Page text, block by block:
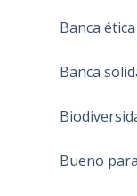
Banca ética
Banca
Bueno